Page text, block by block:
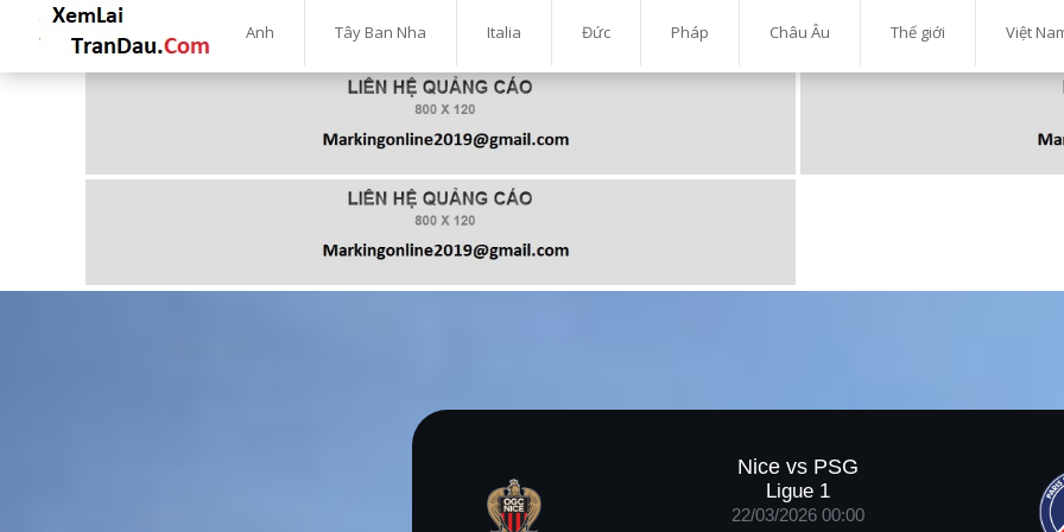
Anh Tây Ban Nha Italia Đức Pháp Châu Âu Thế giới Việt
Nice vs PSG
Ligue 1
22/03/2026 00:00